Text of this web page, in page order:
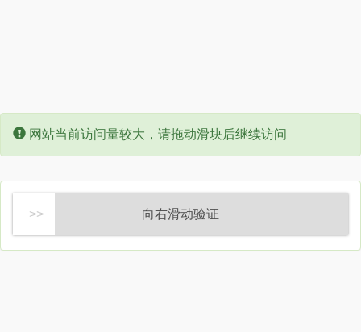
Error:
网站当前访问量较大，请拖动滑块后继续访问
向右滑动验证